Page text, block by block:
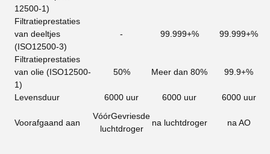
12500-1)
Filtratieprestaties
van deeltjes
(ISO12500-3)
- 99.999+% 99.999+%
Filtratieprestaties
van olie (ISO12500-
1)
50% Meer dan 80% 99.9+%
Levensduur 6000 uur 6000 uur 6000 uur
Voorafgaand aan
VóórGevriesde
luchtdroger
na luchtdroger na AO